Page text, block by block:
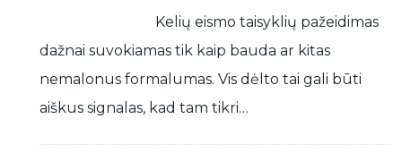
Kelių eismo taisyklių pažeidimas
dažnai suvokiamas tik kaip bauda ar kitas
nemalonus formalumas. Vis dėlto tai gali būti
aiškus signalas, kad tam tikri…